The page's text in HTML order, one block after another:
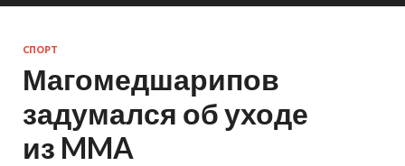
СПОРТ
Магомедшарипов
задумался об уходе
из MMA